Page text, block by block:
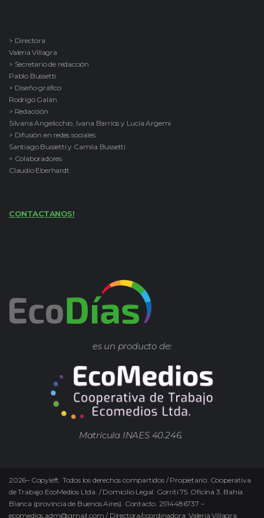
> Directora
Valeria Villagra
> Secretario de redacción
Pablo Bussetti
> Diseño gráfico
Rodrigo Galán
> Redacción
Silvana Angelicchio, Ivana Barrios y Lucía Argemi
> Difusión en redes sociales
Santiago Bussetti y Camila Bussetti
> Colaboradores
Claudio Eberhardt
CONTACTANOS!
es un producto de:
Matrícula INAES 40.246.
2026– Copyleft. Todos los derechos compartidos / Propietario: Cooperativa
de Trabajo EcoMedios Ltda. / Domicilio Legal: Gorriti 75. Oficina 3. Bahía
Blanca (provincia de Buenos Aires). Contacto. 2914486737 –
ecomedios.adm@gmail.com / Directora/coordinadora: Valeria Villagra.